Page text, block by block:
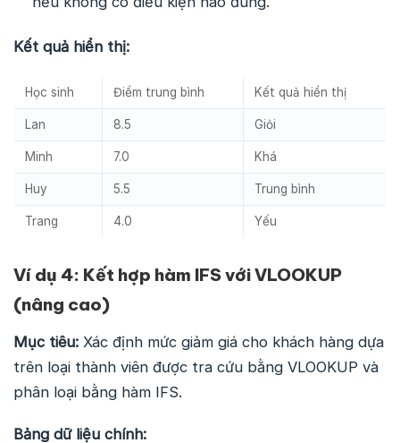
Kết quả hiển thị:
Học sinh Điểm trung bình Kết quả hiển thị
Lan 8.5 Giỏi
Minh 7.0 Khá
Huy 5.5 Trung bình
Trang 4.0 Yếu
Ví dụ 4: Kết hợp hàm IFS với VLOOKUP
(nâng cao)
Mục tiêu: Xác định mức giảm giá cho khách hàng dựa
trên loại thành viên được tra cứu bằng VLOOKUP và
phân loại bằng hàm IFS.
Bảng dữ liệu chính: